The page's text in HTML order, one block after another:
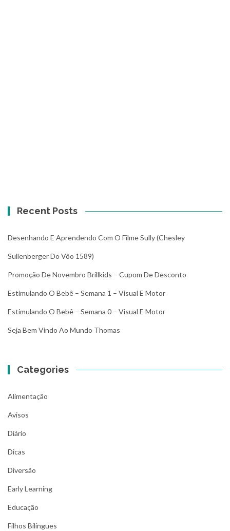
Recent Posts
Desenhando E Aprendendo Com O Filme Sully (Chesley
Sullenberger Do Vôo 1589)
Promoção De Novembro Brillkids – Cupom De Desconto
Estimulando O Bebê – Semana 1 – Visual E Motor
Estimulando O Bebê – Semana 0 – Visual E Motor
Seja Bem Vindo Ao Mundo Thomas
Categories
Alimentação
Avisos
Diário
Dicas
Diversão
Early Learning
Educação
Filhos Bilíngues